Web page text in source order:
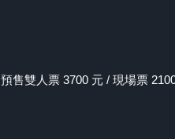
售雙人票 3700 元 / 現場票